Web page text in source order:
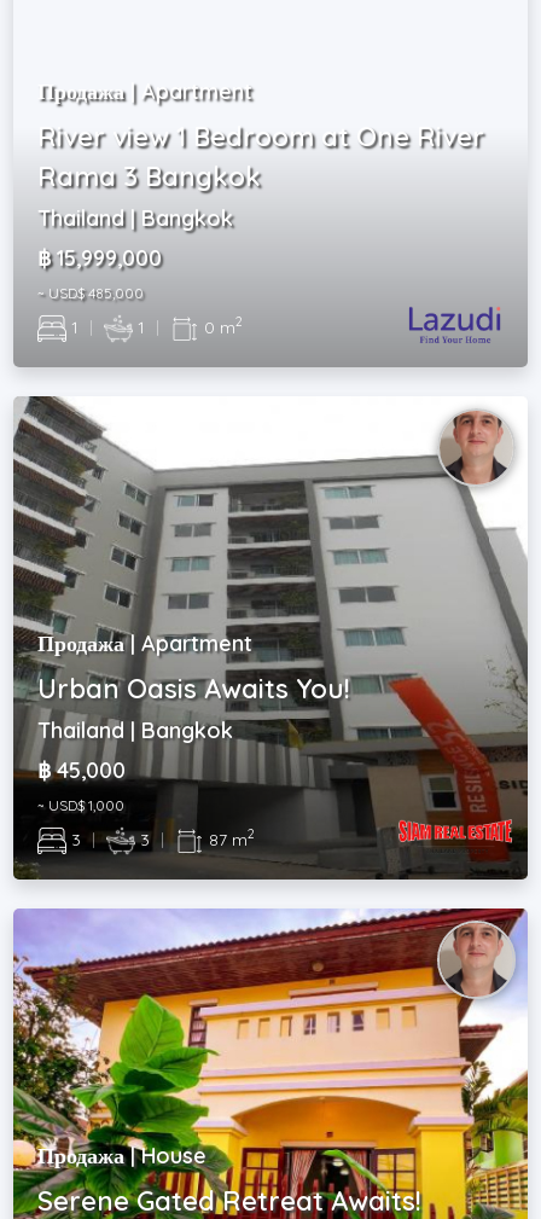
Продажа | Apartment
River view 1 Bedroom at One River
Rama 3 Bangkok
Thailand | Bangkok
฿ 15,999,000
~ USD$ 485,000
1 | 1 | 0 m2
Продажа | Apartment
Urban Oasis Awaits You!
Thailand | Bangkok
฿ 45,000
~ USD$ 1,000
3 | 3 | 87 m2
Продажа | House
Serene Gated Retreat Awaits!